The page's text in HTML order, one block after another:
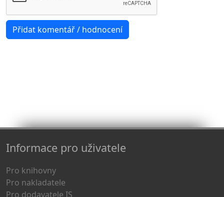
Informace pro uživatele
Pro knihovny
Pro nakladatele
Pro dodavatele IS